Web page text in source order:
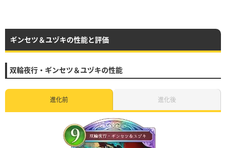
ギンセツ＆ユヅキの性能と評価
双輪夜行・ギンセツ＆ユヅキの性能
進化前 進化後